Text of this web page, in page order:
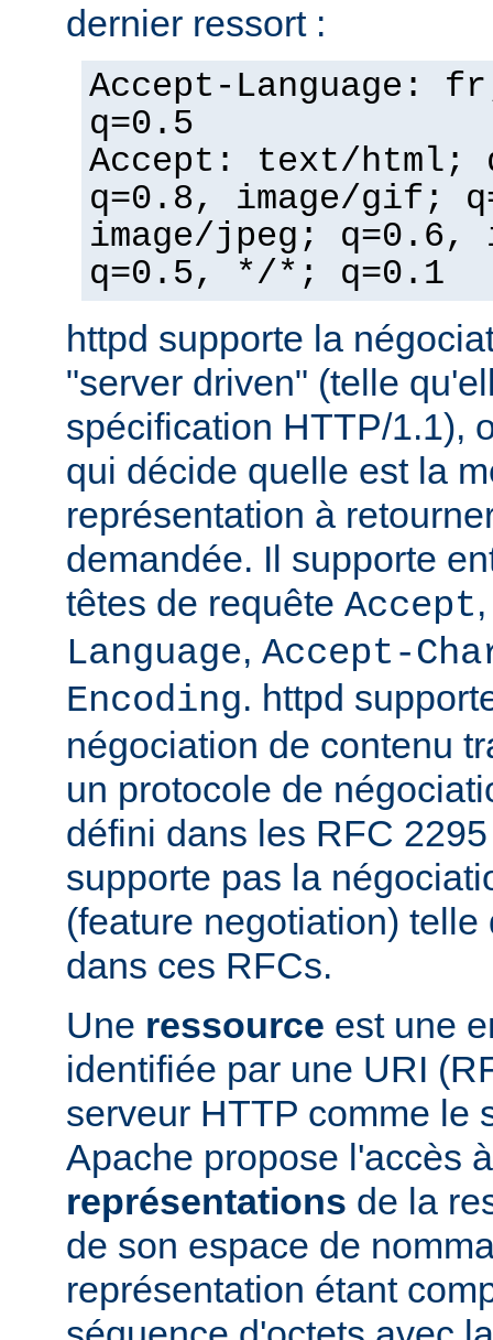
dernier ressort :
Accept-Language:
q=0.5
Accept: text/html;
q=0.8, image/gif;
image/jpeg; q=0.6,
q=0.5, */*; q=0.1
httpd supporte la
"server driven" (telle
spécification HTTP/1.1),
qui décide quelle est la
représentation à
demandée. Il supporte
têtes de requête Accept
Language, Accept-
Encoding. httpd
négociation de contenu
un protocole de
défini dans les RFC
supporte pas la
(feature negotiation)
dans ces RFCs.
Une ressource est une
identifiée par une URI
serveur HTTP comme le
Apache propose l'accès
représentations de la
de son espace de
représentation étant